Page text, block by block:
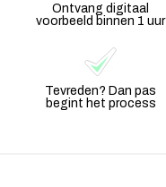
Ontvang digitaal
voorbeeld binnen 1 uur
Tevreden? Dan pas
begint het process